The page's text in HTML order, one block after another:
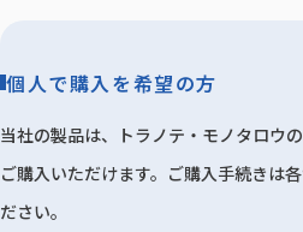
個人で購入を希望の方
当社の製品は、トラノテ・モノタロウ
ご購入いただけます。ご購入手続きは
ださい。